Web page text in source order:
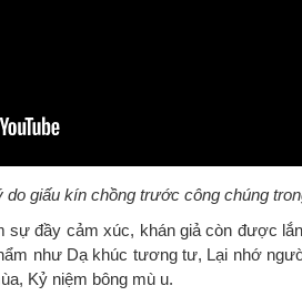
do giấu kín chồng trước công chúng
sự đầy cảm xúc, khán giả còn được
như Dạ khúc tương tư, Lại nhớ
Kỷ niệm bông mù u.